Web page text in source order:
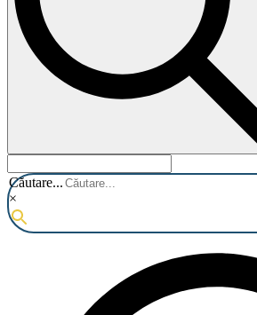
Căutare...
×